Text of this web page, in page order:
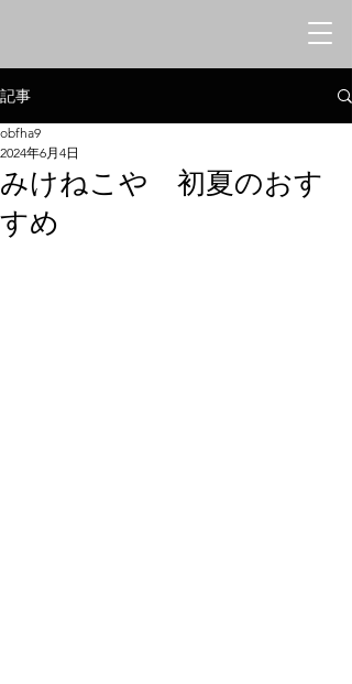
記事
みけねこや 初夏のおす
すめ
obfha9
2024年6月4日